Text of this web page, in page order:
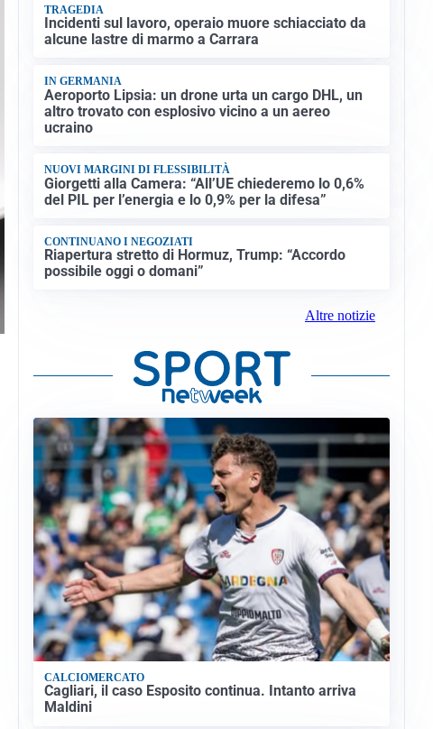
TRAGEDIA
Incidenti sul lavoro, operaio muore schiacciato da
alcune lastre di marmo a Carrara
IN GERMANIA
Aeroporto Lipsia: un drone urta un cargo DHL, un
altro trovato con esplosivo vicino a un aereo
ucraino
NUOVI MARGINI DI FLESSIBILITÀ
Giorgetti alla Camera: “All’UE chiederemo lo 0,6%
del PIL per l’energia e lo 0,9% per la difesa”
CONTINUANO I NEGOZIATI
Riapertura stretto di Hormuz, Trump: “Accordo
possibile oggi o domani”
Altre notizie
CALCIOMERCATO
Cagliari, il caso Esposito continua. Intanto arriva
Maldini